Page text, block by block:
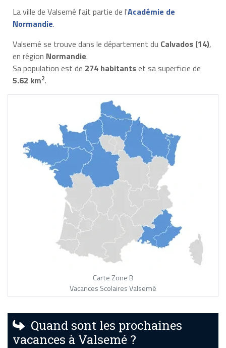
La ville de Valsemé fait partie de l'Académie de
Normandie.
Valsemé se trouve dans le département du Calvados (14),
en région Normandie.
Sa population est de 274 habitantset sa superficie de
5.62 km2.
Carte Zone B
Vacances Scolaires Valsemé
Quand sont les prochaines
vacances à Valsemé ?